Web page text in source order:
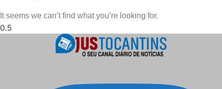
It seems we can’t find what you’re looking for.